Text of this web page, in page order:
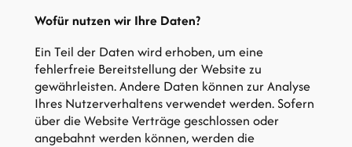
Wofür nutzen wir Ihre Daten?
Ein Teil der Daten wird erhoben, um eine
fehlerfreie Bereitstellung der Website zu
gewährleisten. Andere Daten können zur Analyse
Ihres Nutzerverhaltens verwendet werden. Sofern
über die Website Verträge geschlossen oder
angebahnt werden können, werden die